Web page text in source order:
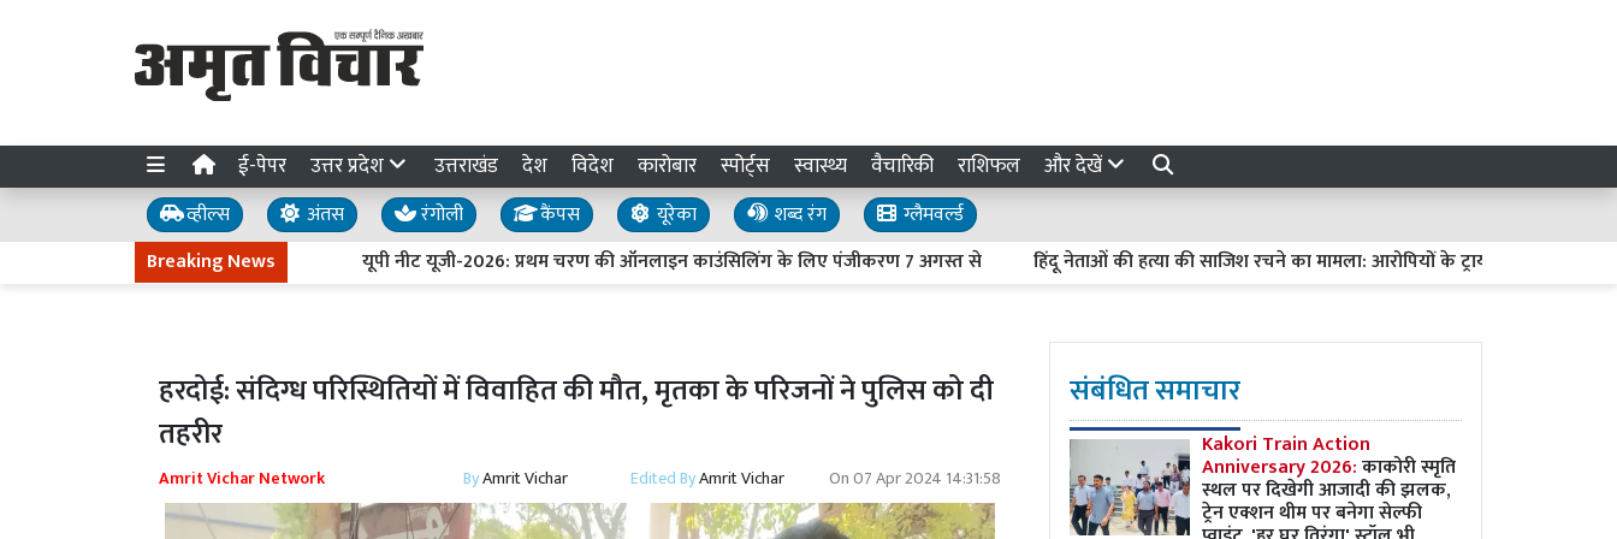
ई-पेपर उत्तर प्रदेश उत्तराखंड देश विदेश कारोबार स्पोर्ट्स स्वास्थ्य वैचारिकी राशिफल और देखें
व्हील्स अंतस रंगोली कैंपस यूरेका शब्द रंग
ग्लैमवर्ल्ड
Breaking News
यूपी नीट यूजी-2026: प्रथम चरण की ऑनलाइन काउंसिलिंग के लिए पंजीकरण 7 अगस्त से हिंदू नेताओं की हत्या की साजिश रचने का मामला: आरोपियों के ट्रायल में देरी पर हाईकोर्ट सख्त,
हरदोई: संदिग्ध परिस्थितियों में विवाहित की मौत, मृतका के परिजनों ने पुलिस को दी
तहरीर
Amrit Vichar Network ByAmrit Vichar Edited ByAmrit Vichar On07 Apr 2024 14:31:58
संबंधित समाचार
Kakori Train Action
Anniversary 2026:काकोरी स्मृति
स्थल पर दिखेगी आजादी की झलक,
ट्रेन एक्शन थीम पर बनेगा सेल्फी